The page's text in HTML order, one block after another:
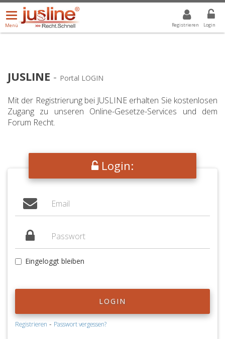
Registrieren Login
Menü
öffnen/schließen
Menü
ALLE DROPDOWN: GEWÄHLTER WERT IST ALLE
JUSLINE - Portal LOGIN
Mit der Registrierung bei JUSLINE erhalten Sie kostenlosen
Zugang zu unseren Online-Gesetze-Services und dem
Forum Recht.
Login:
Eingeloggt bleiben
LOGIN
Registrieren - Passwort vergessen?